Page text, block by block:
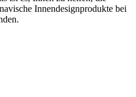
Innendesignprodukte bei